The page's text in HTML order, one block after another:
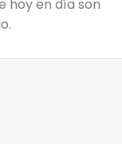
hoy en día son